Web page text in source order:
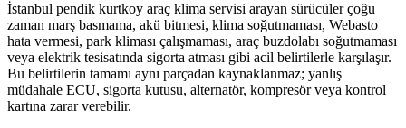
İstanbul pendik kurtkoy araç klima servisi arayan sürücüler çoğu
zaman marş basmama, akü bitmesi, klima soğutmaması, Webasto
hata vermesi, park kliması çalışmaması, araç buzdolabı soğutmaması
veya elektrik tesisatında sigorta atması gibi acil belirtilerle karşılaşır.
Bu belirtilerin tamamı aynı parçadan kaynaklanmaz; yanlış
müdahale ECU, sigorta kutusu, alternatör, kompresör veya kontrol
kartına zarar verebilir.